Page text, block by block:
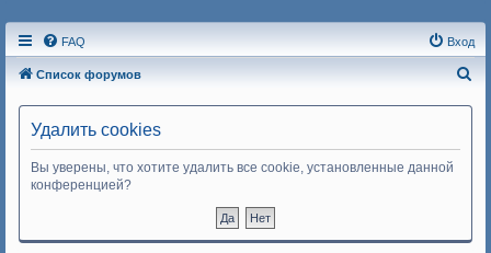
FAQ Вход
Список форумов
Удалить cookies
Вы уверены, что хотите удалить все cookie, установленные данной
конференцией?